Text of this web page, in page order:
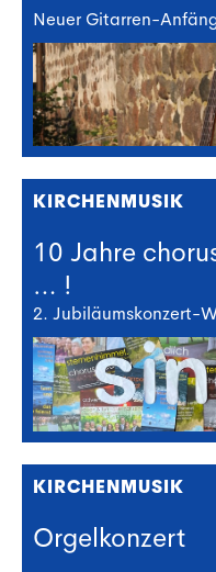
Neuer Gitarren-
KIRCHENMUSIK
10 Jahre
… !
2. Jubiläumskonzert-
KIRCHENMUSIK
Orgelkonzert